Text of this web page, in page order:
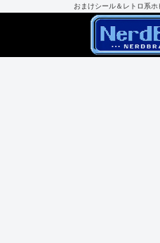
おまけシール＆レトロ系